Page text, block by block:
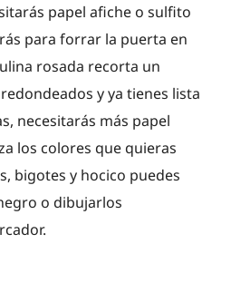
papel afiche o sulfito
para forrar la puerta en
rosada recorta un
y ya tienes lista
necesitarás más papel
los colores que quieras
bigotes y hocico puedes
o dibujarlos